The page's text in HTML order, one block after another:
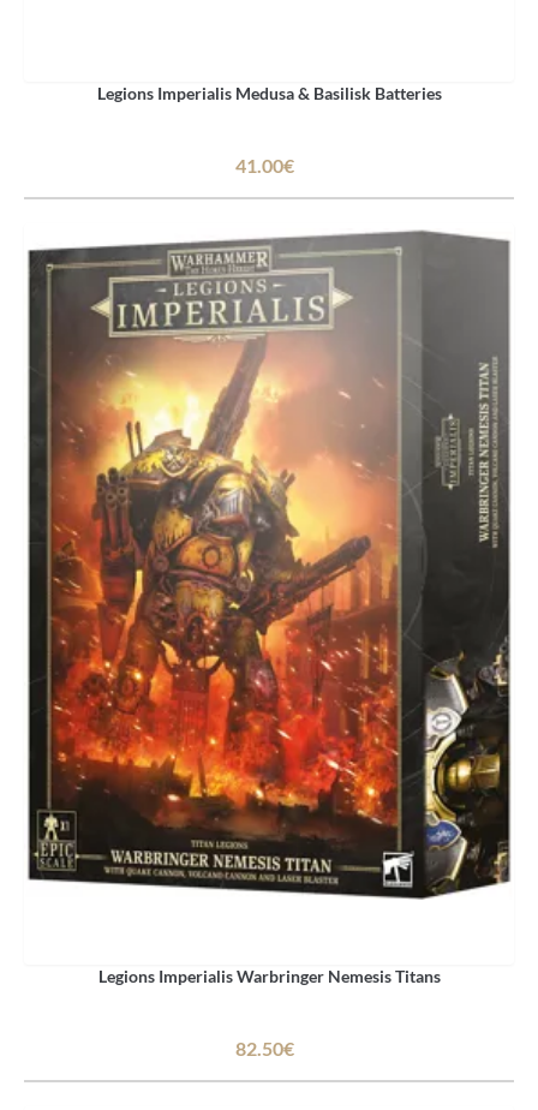
Legions Imperialis Medusa & Basilisk Batteries
41.00€
Legions Imperialis Warbringer Nemesis Titans
82.50€